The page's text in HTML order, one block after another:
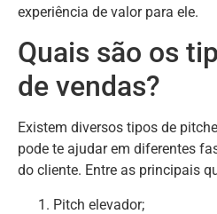
experiência de valor para ele.
Quais são os
de vendas?
Existem diversos tipos de
pode te ajudar em diferentes
do cliente. Entre as principais
Pitch elevador;